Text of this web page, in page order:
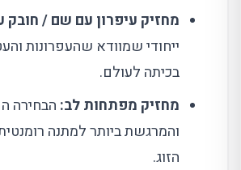
מחזיק עיפרון עם שם / חובק
ייחודי שמוודא שהעפרונות
בכיתה לעולם.
מחזיק מפתחות לב: הבחירה
והמרגשת ביותר למתנה
הזוג.